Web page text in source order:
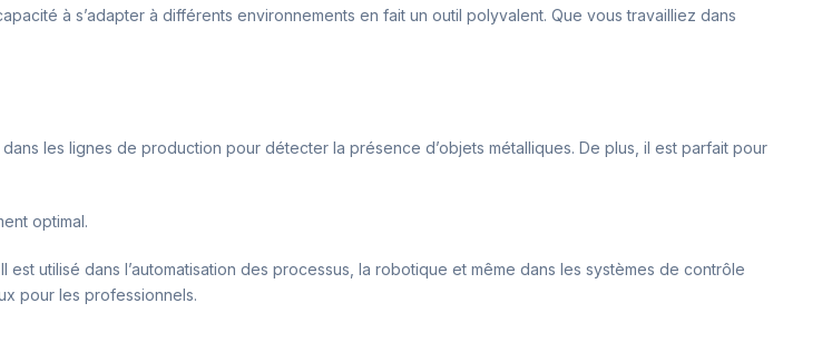
à s’adapter à différents environnements en fait un outil polyvalent. Que vous travailliez dans
les lignes de production pour détecter la présence d’objets métalliques. De plus, il est parfait pour
optimal.
utilisé dans l’automatisation des processus, la robotique et même dans les systèmes de contrôle
pour les professionnels.